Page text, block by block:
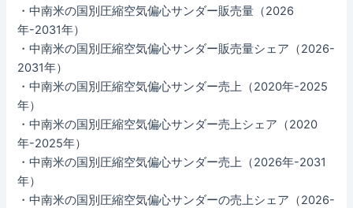
・中南米の国別圧縮空気偏心サンダー販売量（2026
年-2031年）
・中南米の国別圧縮空気偏心サンダー販売量シェア（2026-
2031年）
・中南米の国別圧縮空気偏心サンダー売上（2020年-2025
年）
・中南米の国別圧縮空気偏心サンダー売上シェア（2020
年-2025年）
・中南米の国別圧縮空気偏心サンダー売上（2026年-2031
年）
・中南米の国別圧縮空気偏心サンダーの売上シェア（2026-